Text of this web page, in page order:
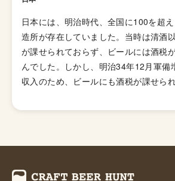
日本には、明治時代、全国に100を超
造所が存在していました。当時は清酒
が課せられておらず、ビールには酒税
んでした。しかし、明治34年12月軍備
収入のため、ビールにも酒税が課せら
を消していきました。これによりビー
の年間2,000キロリッターから60キロリ